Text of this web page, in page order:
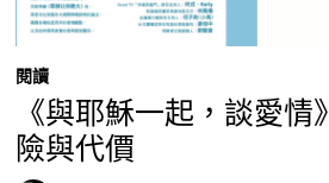
閱讀
《與耶穌一起，談愛情
險與代價